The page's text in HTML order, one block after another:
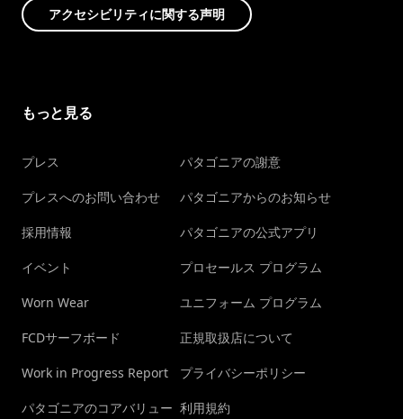
アクセシビリティに関する声明
もっと見る
プレス
プレスへのお問い合わせ
採用情報
イベント
Worn Wear
FCDサーフボード
Work in Progress Report
パタゴニアのコアバリュー
パタゴニアの謝意
パタゴニアからのお知らせ
パタゴニアの公式アプリ
プロセールス プログラム
ユニフォーム プログラム
正規取扱店について
プライバシーポリシー
利用規約